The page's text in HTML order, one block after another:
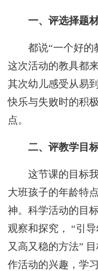
一、评选择题材
都说“一个好的
这次活动的教具都
其次幼儿感受从易
快乐与失败时的积
点。
二、评教学目标
这节课的目标我
大班孩子的年龄特
神。科学活动的目
观察和探究， “引
又高又稳的方法”
作活动的兴趣，学